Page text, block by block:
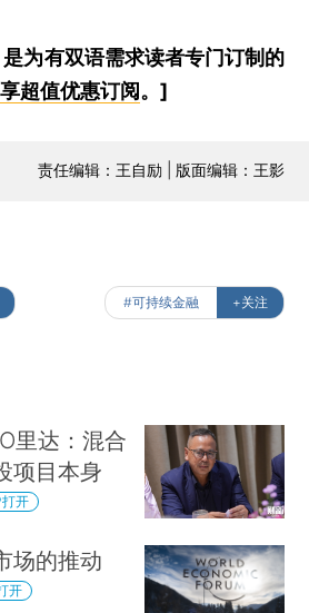
为有双语需求读者专门订制的
超值优惠订阅。]
责任编辑：王自励 | 版面编辑：王影
#可持续金融 +关注
里达：混合
项目本身
开
场的推动
开